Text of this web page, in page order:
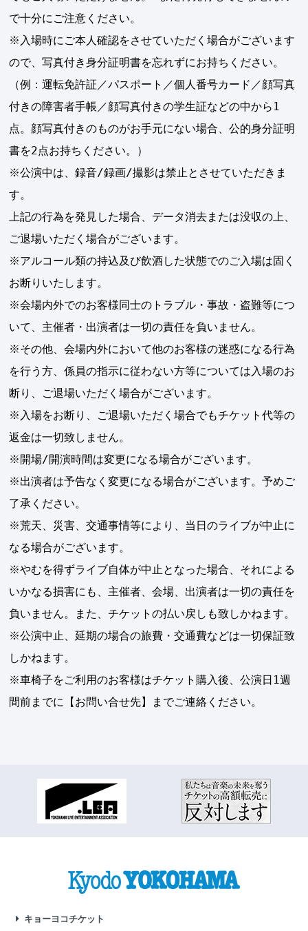
で十分にご注意ください。
※入場時にご本人確認をさせていただく場合がございます
ので、写真付き身分証明書を忘れずにお持ちください。
（例：運転免許証／パスポート／個人番号カード／顔写真
付きの障害者手帳／顔写真付きの学生証などの中から1
点。顔写真付きのものがお手元にない場合、公的身分証明
書を2点お持ちください。）
※公演中は、録音/録画/撮影は禁止とさせていただきま
す。
上記の行為を発見した場合、データ消去または没収の上、
ご退場いただく場合がございます。
※アルコール類の持込及び飲酒した状態でのご入場は固く
お断りいたします。
※会場内外でのお客様同士のトラブル・事故・盗難等につ
いて、主催者・出演者は一切の責任を負いません。
※その他、会場内外において他のお客様の迷惑になる行為
を行う方、係員の指示に従わない方等については入場のお
断り、ご退場いただく場合がございます。
※入場をお断り、ご退場いただく場合でもチケット代等の
返金は一切致しません。
※開場/開演時間は変更になる場合がございます。
※出演者は予告なく変更になる場合がございます。予めご
了承ください。
※荒天、災害、交通事情等により、当日のライブが中止に
なる場合がございます。
※やむを得ずライブ自体が中止となった場合、それによる
いかなる損害にも、主催者、会場、出演者は一切の責任を
負いません。また、チケットの払い戻しも致しかねます。
※公演中止、延期の場合の旅費・交通費などは一切保証致
しかねます。
※車椅子をご利用のお客様はチケット購入後、公演日1週
間前までに【お問い合せ先】までご連絡ください。
キョーヨコチケット